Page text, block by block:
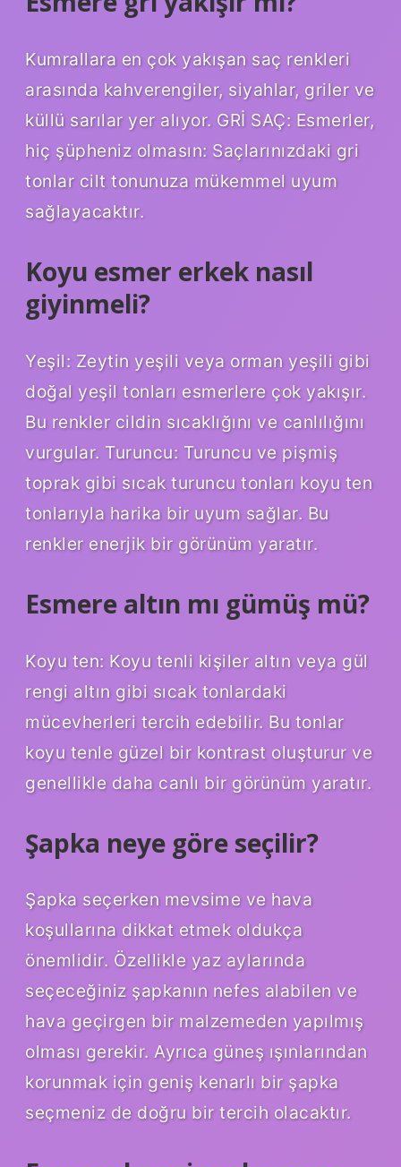
Kumrallara en çok yakışan saç renkleri
arasında kahverengiler, siyahlar, griler ve
küllü sarılar yer alıyor. GRİ SAÇ: Esmerler,
hiç şüpheniz olmasın: Saçlarınızdaki gri
tonlar cilt tonunuza mükemmel uyum
sağlayacaktır.
Koyu esmer erkek nasıl
giyinmeli?
Yeşil: Zeytin yeşili veya orman yeşili gibi
doğal yeşil tonları esmerlere çok yakışır.
Bu renkler cildin sıcaklığını ve canlılığını
vurgular. Turuncu: Turuncu ve pişmiş
toprak gibi sıcak turuncu tonları koyu ten
tonlarıyla harika bir uyum sağlar. Bu
renkler enerjik bir görünüm yaratır.
Esmere altın mı gümüş mü?
Koyu ten: Koyu tenli kişiler altın veya gül
rengi altın gibi sıcak tonlardaki
mücevherleri tercih edebilir. Bu tonlar
koyu tenle güzel bir kontrast oluşturur ve
genellikle daha canlı bir görünüm yaratır.
Şapka neye göre seçilir?
Şapka seçerken mevsime ve hava
koşullarına dikkat etmek oldukça
önemlidir. Özellikle yaz aylarında
seçeceğiniz şapkanın nefes alabilen ve
hava geçirgen bir malzemeden yapılmış
olması gerekir. Ayrıca güneş ışınlarından
korunmak için geniş kenarlı bir şapka
seçmeniz de doğru bir tercih olacaktır.